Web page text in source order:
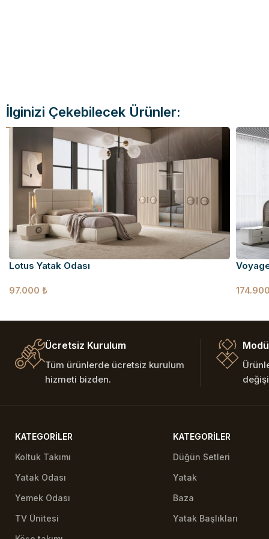
İlginizi Çekebilecek Ürünler:
Lotus Yatak Odası
97.000 ₺
Ücretsiz Kurulum
Tüm ürünlerde ücretsiz kurulum
hizmeti bizden.
KATEGORILER
Koltuk Takımı
Yatak Odası
Yemek Odası
TV Ünitesi
KATEGORILER
Düğün Setleri
Yatak
Baza
Yatak Başlıkları